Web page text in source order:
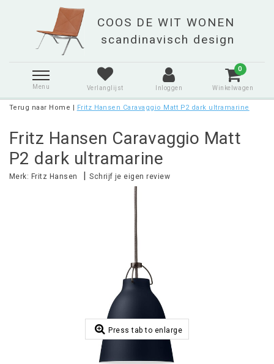
Menu Verlanglijst Inloggen
0
Winkelwagen
Terug naar Home | Fritz Hansen Caravaggio Matt P2 dark ultramarine
Fritz Hansen Caravaggio Matt
P2 dark ultramarine
Merk: Fritz Hansen |Schrijf je eigen review
Press tab to enlarge